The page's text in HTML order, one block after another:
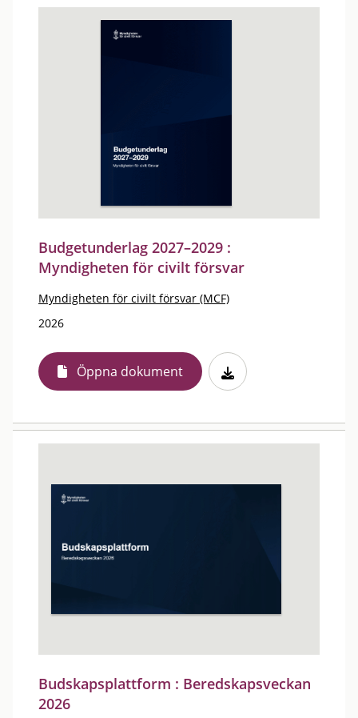
Budgetunderlag 2027–2029 :
Myndigheten för civilt försvar
Myndigheten för civilt försvar (MCF)
2026
Öppna dokument
Budskapsplattform : Beredskapsveckan
2026